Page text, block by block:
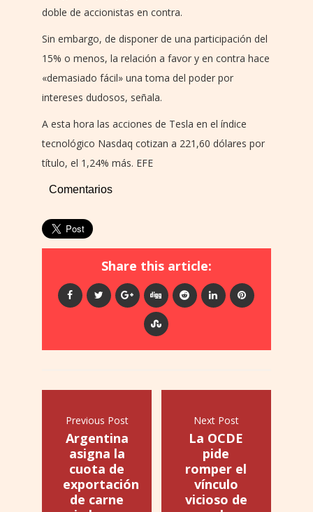
doble de accionistas en contra.
Sin embargo, de disponer de una participación del
15% o menos, la relación a favor y en contra hace
«demasiado fácil» una toma del poder por
intereses dudosos, señala.
A esta hora las acciones de Tesla en el índice
tecnológico Nasdaq cotizan a 221,60 dólares por
título, el 1,24% más. EFE
Comentarios
Share this article:
Previous Post
Argentina
asigna la
cuota de
exportación
de carne
Next Post
La OCDE
pide
romper el
vínculo
vicioso de